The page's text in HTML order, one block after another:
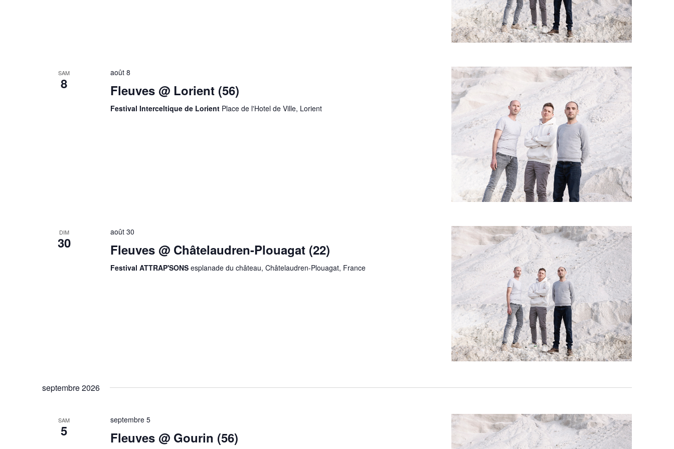
SAM
8
août 8
Fleuves @ Lorient (56)
Festival Interceltique de Lorient Place de l'Hotel de Ville, Lorient
DIM
30
août 30
Fleuves @ Châtelaudren-Plouagat (22)
Festival ATTRAP'SONS esplanade du château, Châtelaudren-Plouagat, France
septembre 2026
SAM
5
septembre 5
Fleuves @ Gourin (56)